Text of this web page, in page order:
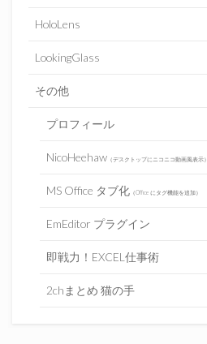
HoloLens
LookingGlass
その他
プロフィール
NicoHeehaw（デスクトップにニコニコ動画風表示）
MS Office タブ化（Office にタグ機能を追加）
EmEditor プラグイン
即戦力！EXCEL仕事術
2chまとめ 猫の手